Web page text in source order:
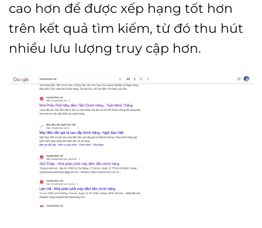
cao hơn để được xếp hạng tốt hơn
trên kết quả tìm kiếm, từ đó thu hút
nhiều lưu lượng truy cập hơn.